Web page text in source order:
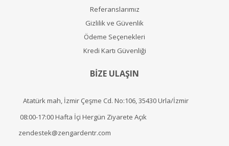
Referanslarımız
Gizlilik ve Güvenlik
Ödeme Seçenekleri
Kredi Kartı Güvenliği
BİZE ULAŞIN
Atatürk mah, İzmir Çeşme Cd. No:106, 35430 Urla/İzmir
08:00-17:00 Hafta İçi Hergün Ziyarete Açık
zendestek@zengardentr.com